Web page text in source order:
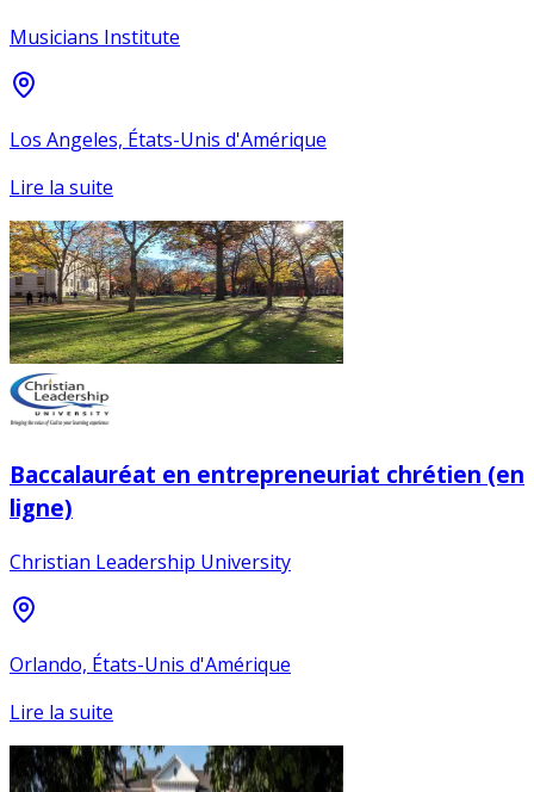
Musicians Institute
Los Angeles, États-Unis d'Amérique
Lire la suite
Baccalauréat en entrepreneuriat chrétien (en
ligne)
Christian Leadership University
Orlando, États-Unis d'Amérique
Lire la suite